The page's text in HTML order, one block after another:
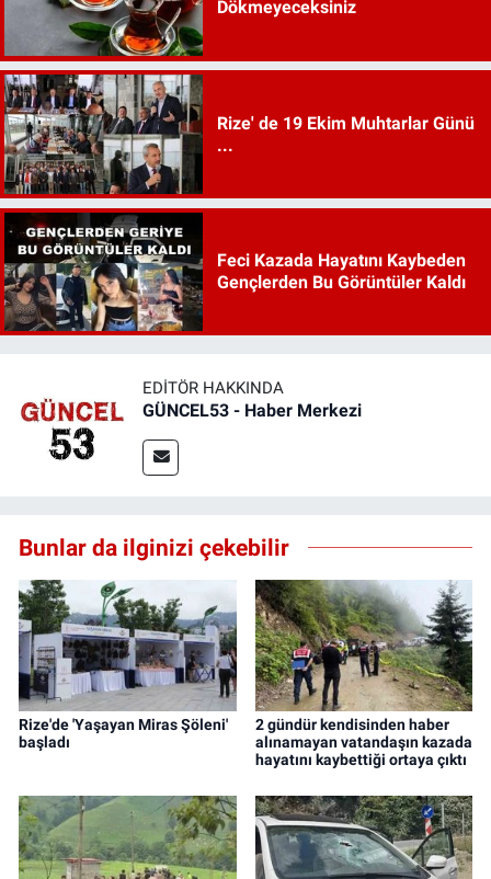
Dökmeyeceksiniz
Rize' de 19 Ekim Muhtarlar Günü
...
Feci Kazada Hayatını Kaybeden
Gençlerden Bu Görüntüler Kaldı
EDITÖR HAKKINDA
GÜNCEL53 - Haber Merkezi
Bunlar da ilginizi çekebilir
Rize'de 'Yaşayan Miras Şöleni'
başladı
2 gündür kendisinden haber
alınamayan vatandaşın kazada
hayatını kaybettiği ortaya çıktı